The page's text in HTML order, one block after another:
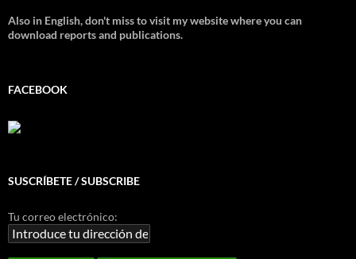
Also in English, don't miss to visit my website where you can
download reports and publications.
FACEBOOK
SUSCRÍBETE / SUBSCRIBE
Tu correo electrónico: